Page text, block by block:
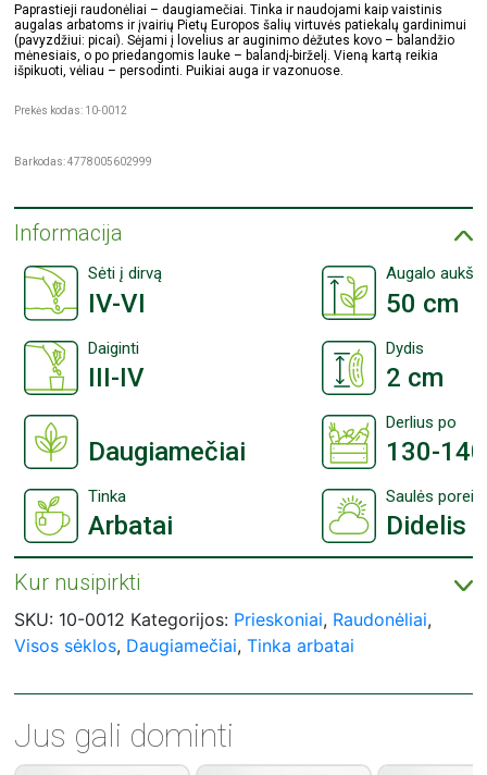
Paprastieji raudonėliai – daugiamečiai. Tinka ir naudojami kaip vaistinis
augalas arbatoms ir įvairių Pietų Europos šalių virtuvės patiekalų gardinimui
(pavyzdžiui: picai). Sėjami į lovelius ar auginimo dėžutes kovo – balandžio
mėnesiais, o po priedangomis lauke – balandį-birželį. Vieną kartą reikia
išpikuoti, vėliau – persodinti. Puikiai auga ir vazonuose.
Prekės kodas: 10-0012
Barkodas: 4778005602999
Informacija
Sėti į dirvą Augalo
IV-VI 50 cm
Daiginti Dydis
III-IV 2 cm
Derlius po
Daugiamečiai 130-
Tinka Saulės
Arbatai Didelis
Kur nusipirkti
ASEJA sėklų įsigykite prekybos centruose visoje Lietuvoje:
Prekybos centrai „Agroaibė“;
Prekybos centrai „Bikuva“;
Prekybos centrai „Čia Market“;
Prekybos centrai „Gulbelė“;
Prekybos centrai „RIMI“;
Prekybos centrai „Stilsena“;
Prekybos centrai „Svaita“;
Prekybos centrai „Utenos prekyba“;
SKU: 10-0012 Kategorijos: Prieskoniai, Raudonėliai,
Visos sėklos, Daugiamečiai,Tinka arbatai
Jus gali dominti